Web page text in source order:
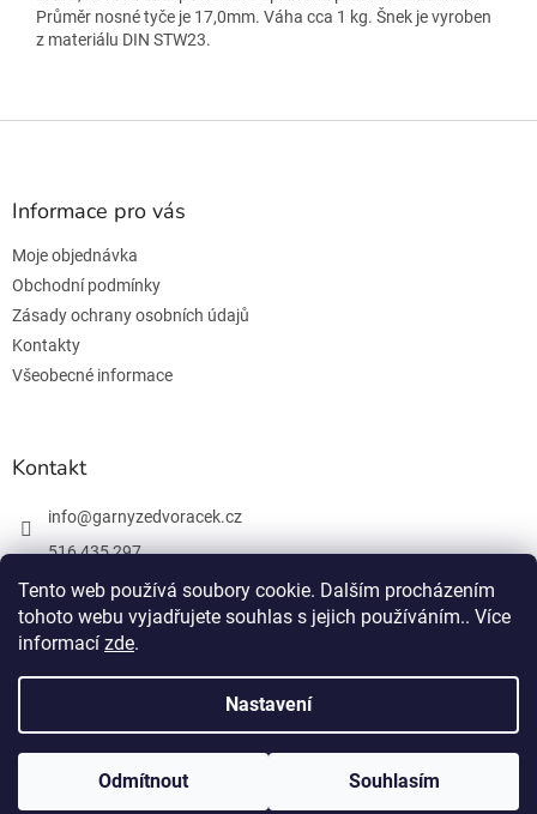
Tento web používá soubory cookie. Dalším procházením
tohoto webu vyjadřujete souhlas s jejich používáním.. Více
informací zde.
Nastavení
Odmítnout Souhlasím
Průměr nosné tyče je 17,0mm. Váha cca 1 kg. Šnek je vyroben
z materiálu DIN STW23.
Z
Informace pro vás
Moje objednávka
Obchodní podmínky
Zásady ochrany osobních údajů
Kontakty
Všeobecné informace
Kontakt
info@garnyzedvoracek.cz
516 435 297
603 895 965
Facebook
Vytvořil Shoptet
Copyright 2026Garnýže Dvořáček . Všechna práva vyhrazena.